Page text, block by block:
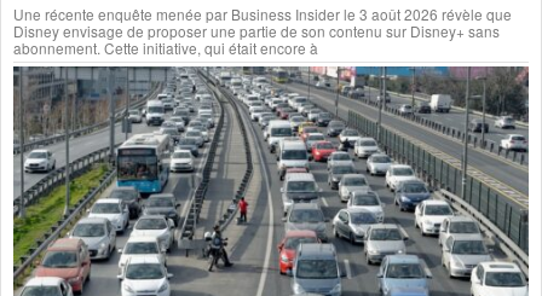
Une récente enquête menée par Business Insider le 3 août 2026 révèle que
Disney envisage de proposer une partie de son contenu sur Disney+ sans
abonnement. Cette initiative, qui était encore à